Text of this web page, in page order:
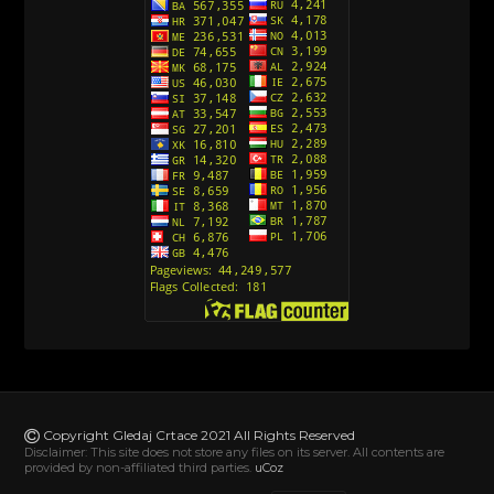
Action Man (Sinhronizovano na Hrvatski)
Action Man (2000) Sinhronizovano na Hrvatski
Andjeoski Prijatelji (Sinhronizovano na Srpski)
Ajkuca (Sharkdog) Sinhronizovano na Srpski
Alvin i veverice (Alvinnn!!! And the Chipmunks)
Sinhronizovano na Srpski
[78]
Abominable The Invisible (2022) Sinhronizovano
Copyright Gledaj Crtace 2021 All Rights Reserved
Disclaimer: This site does not store any files on its server. All contents are
provided by non-affiliated third parties. uCoz